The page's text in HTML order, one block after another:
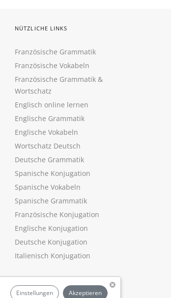
Einstellungen Akzeptieren
NÜTZLICHE LINKS
Französische Grammatik
Französische Vokabeln
Französische Grammatik &
Wortschatz
Englisch online lernen
Englische Grammatik
Englische Vokabeln
Wortschatz Deutsch
Deutsche Grammatik
Spanische Konjugation
Spanische Vokabeln
Spanische Grammatik
Französische Konjugation
Englische Konjugation
Deutsche Konjugation
Italienisch Konjugation